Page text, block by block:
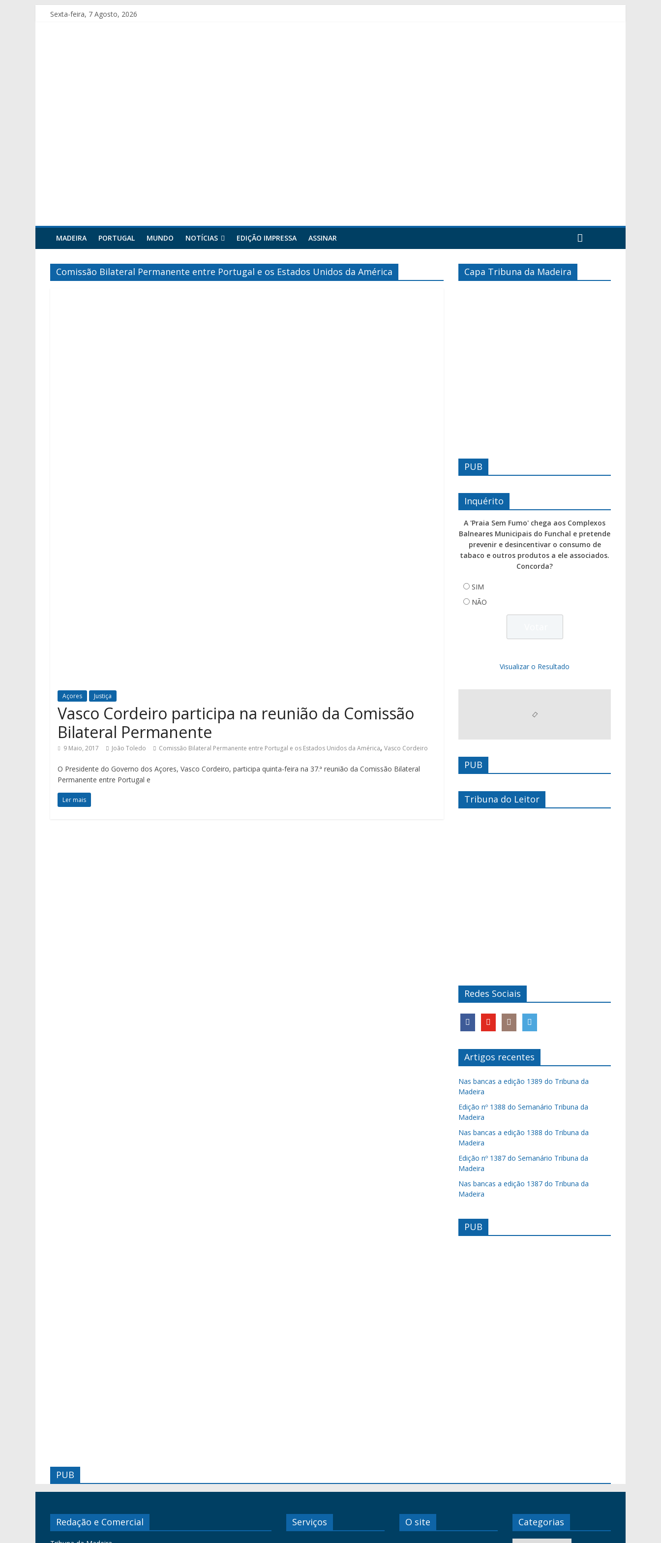
Sexta-feira, 7 Agosto, 2026
MADEIRA PORTUGAL MUNDO NOTÍCIAS EDIÇÃO IMPRESSA ASSINAR
Comissão Bilateral Permanente entre Portugal e os Estados Unidos da América
Açores Justiça
Vasco Cordeiro participa na reunião da Comissão
Bilateral Permanente
9 Maio, 2017 João Toledo Comissão Bilateral Permanente entre Portugal e os Estados Unidos da América, Vasco Cordeiro
O Presidente do Governo dos Açores, Vasco Cordeiro, participa quinta-feira na 37.ª reunião da Comissão Bilateral
Permanente entre Portugal e
Ler mais
Capa Tribuna da Madeira
PUB
Inquérito
A 'Praia Sem Fumo' chega aos Complexos
Balneares Municipais do Funchal e pretende
prevenir e desincentivar o consumo de
tabaco e outros produtos a ele associados.
Concorda?
SIM
NÃO
Visualizar o Resultado
PUB
Tribuna do Leitor
Redes Sociais
Artigos recentes
Nas bancas a edição 1389 do Tribuna da
Madeira
Edição nº 1388 do Semanário Tribuna da
Madeira
Nas bancas a edição 1388 do Tribuna da
Madeira
Edição nº 1387 do Semanário Tribuna da
Madeira
Nas bancas a edição 1387 do Tribuna da
Madeira
PUB
PUB
Redação e Comercial Serviços O site Categorias